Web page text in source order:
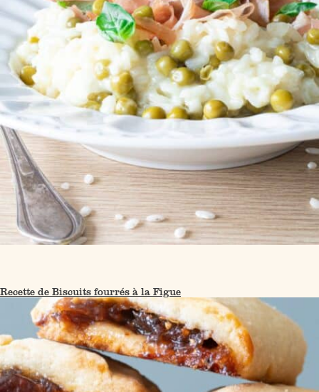
Recette de Biscuits fourrés à la Figue